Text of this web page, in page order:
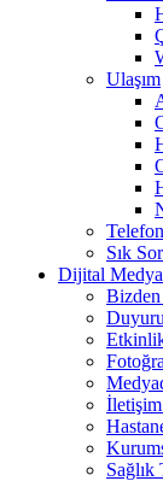
Ulaşım
Sık
Dijital Medya
İletişim
Sağlık